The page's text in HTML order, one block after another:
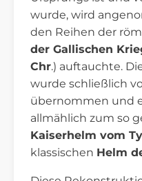
wurde, wird
den Reihen der
der Gallischen
Chr.) auftauchte.
wurde schließlich
übernommen und
allmählich zum so
Kaiserhelm vom
klassischen Helm